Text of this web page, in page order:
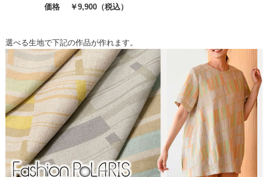
価格 ￥9,900（税込）
選べる生地で下記の作品が作れます。